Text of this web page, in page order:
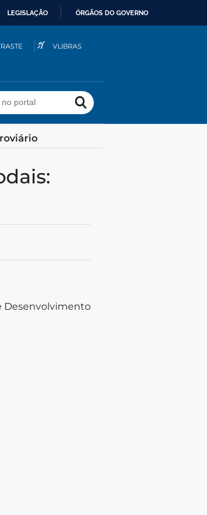
LEGISLAÇÃO ÓRGÃOS DO GOVERNO
VLIBRAS
Buscar no portal
Desenvolvimento